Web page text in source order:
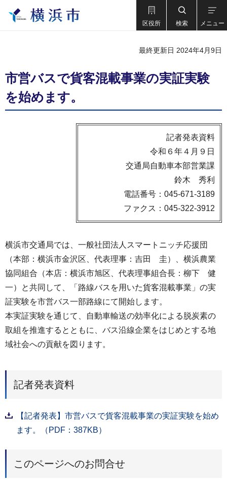
区役所 検索 メニュー
最終更新日 2024年4月9日
市営バスで貨客混載事業の実証実験
を始めます。
記者発表資料
令和６年４月９日
交通局自動車本部営業課
鈴木 秀利
電話番号：045-671-3189
ファクス：045-322-3912
横浜市交通局では、一般社団法人スマートニッチ応援団
（本部：横浜市金沢区、代表理事：吉田 圭）、横浜農業
協同組合（本店：横浜市旭区、代表理事組合長：柳下 健
一）と共同して、「路線バスを用いた貨客混載事業」の実
証実験を市営バス一部路線にて開始します。
本実証実験を通じて、自動車輸送の効率化による脱炭素の
取組を推進するとともに、バス沿線企業をはじめとする地
域社会への貢献を図ります。
記者発表資料
【記者発表】市営バスで貨客混載事業の実証実験を始め
ます。（PDF：387KB）
このページへのお問合せ